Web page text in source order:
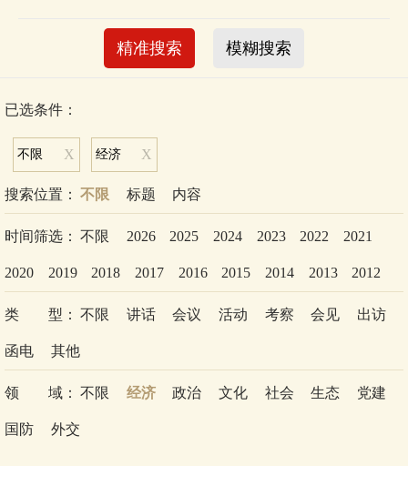
精准搜索 模糊搜索
已选条件：
不限 X 经济 X
搜索位置： 不限 标题 内容
时间筛选： 不限 2026 2025 2024 2023 2022 2021
2020 2019 2018 2017 2016 2015 2014 2013 2012
类 型： 不限 讲话 会议 活动 考察 会见 出访
函电 其他
领 域： 不限 经济 政治 文化 社会 生态 党建
国防 外交